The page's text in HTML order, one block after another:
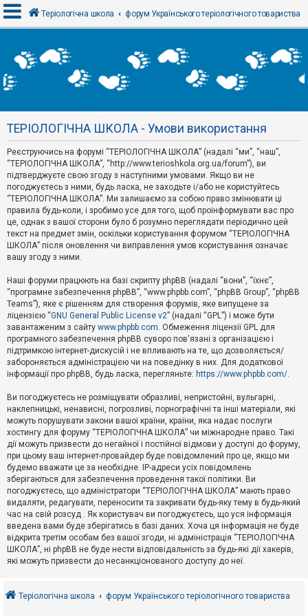
х
і
Р
є
с
т
р
а
ц
я
Т
м
и
б
е
з
в
і
д
п
о
в
д
й
А
к
т
и
в
н
т
е
м
и
о
Теріологічна школа форум Українського теріологічного товариства
ТЕРІОЛОГІЧНА ШКОЛА - Умови використання
Реєструючись на форумі “ТЕРІОЛОГІЧНА ШКОЛА” (надалі “ми”, “наш”,
“ТЕРІОЛОГІЧНА ШКОЛА”, “http://www.terioshkola.org.ua/forum”), ви
підтверджуєте свою згоду з наступними умовами. Якщо ви не
погоджуєтесь з ними, будь ласка, не заходьте і/або не користуйтесь
“ТЕРІОЛОГІЧНА ШКОЛА”. Ми залишаємо за собою право змінювати ці
правила будь-коли, і зробимо усе для того, щоб проінформувати вас про
це, однак з вашої сторони було б розумно переглядати періодично цей
текст на предмет змін, оскільки користування форумом “ТЕРІОЛОГІЧНА
ШКОЛА” після оновлення чи виправлення умов користування означає
вашу згоду з ними.
Наші форуми працюють на базі скрипту phpBB (надалі “вони”, “їхнє”,
“програмне забезпечення phpBB”, “www.phpbb.com”, “phpBB Group”, “phpBB
Teams”), яке є рішенням для створення форумів, яке випущене за
ліцензією “GNU General Public License v2” (надалі “GPL”) і може бути
завантаженим з сайту www.phpbb.com. Обмеження ліцензії GPL для
програмного забезпечення phpBB суворо пов'язані з організацією і
підтримкою інтернет-дискусій і не впливають на те, що дозволяється/
забороняється адміністрацією чи на поведінку в них. Для додаткової
інформації про phpBB, будь ласка, перегляньте: https://www.phpbb.com/.
Ви погоджуєтесь не розміщувати образливі, непристойні, вульгарні,
наклепницькі, ненависні, погрозливі, порнографічні та інші матеріали, які
можуть порушувати закони вашої країни, країни, яка надає послуги
хостингу для форуму “ТЕРІОЛОГІЧНА ШКОЛА” чи міжнародне право. Такі
дії можуть призвести до негайної і постійної відмови у доступі до форуму,
при цьому ваш інтернет-провайдер буде повідомлений про це, якщо ми
будемо вважати це за необхідне. IP-адреси усіх повідомлень
зберігаються для забезпечення проведення такої політики. Ви
погоджуєтесь, що адміністратори “ТЕРІОЛОГІЧНА ШКОЛА” мають право
видаляти, редагувати, переносити та закривати будь-яку тему в будь-який
час на свій розсуд . Як користувач ви погоджуєтесь, що уся інформація
введена вами буде зберігатись в базі даних. Хоча ця інформація не буде
відкрита третім особам без вашої згоди, ні адміністрація “ТЕРІОЛОГІЧНА
ШКОЛА”, ні phpBB не буде нести відповідальність за будь-які дії хакерів,
які можуть призвести до несанкціонованого доступу до неї.
Теріологічна школа форум Українського теріологічного товариства